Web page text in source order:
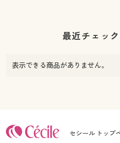
最近チェッ
表示できる商品がありません。
セシール トップ